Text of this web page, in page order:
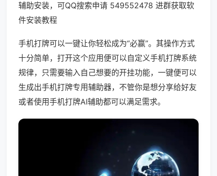
辅助安装，可QQ搜索申请 549552478 进群获取软
件安装教程
手机打牌可以一键让你轻松成为“必赢”。其操作方式
十分简单，打开这个应用便可以自定义手机打牌系统
规律，只需要输入自己想要的开挂功能，一键便可以
生成出手机打牌专用辅助器，不管你是想分享给好友
或者使用手机打牌AI辅助都可以满足需求。